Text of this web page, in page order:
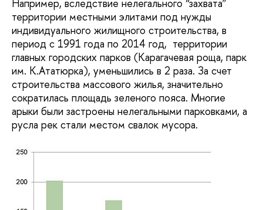
Например, вследствие нелегального “захвата”
территории местными элитами под нужды
индивидуального жилищного строительства, в
период с 1991 года по 2014 год, территории
главных городских парков (Карагачевая роща, парк
им. К.Ататюрка), уменьшились в 2 раза. За счет
строительства массового жилья, значительно
сократилась площадь зеленого пояса. Многие
арыки были застроены нелегальными парковками, а
русла рек стали местом свалок мусора.